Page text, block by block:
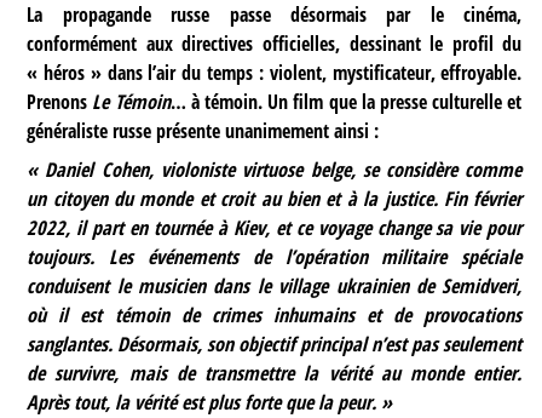
La propagande russe passe désormais par le cinéma,
conformément aux directives officielles, dessinant le profil du
« héros » dans l’air du temps : violent, mystificateur, effroyable.
Prenons Le Témoin… à témoin. Un film que la presse culturelle et
généraliste russe présente unanimement ainsi :
« Daniel Cohen, violoniste virtuose belge, se considère comme
un citoyen du monde et croit au bien et à la justice. Fin février
2022, il part en tournée à Kiev, et ce voyage change sa vie pour
toujours. Les événements de l’opération militaire spéciale
conduisent le musicien dans le village ukrainien de Semidveri,
où il est témoin de crimes inhumains et de provocations
sanglantes. Désormais, son objectif principal n’est pas seulement
de survivre, mais de transmettre la vérité au monde entier.
Après tout, la vérité est plus forte que la peur. »